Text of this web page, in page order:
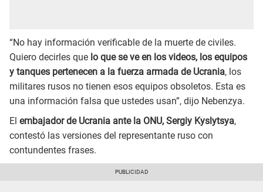
“No hay información verificable de la muerte de civiles.
Quiero decirles que lo que se ve en los videos, los equipos
y tanques pertenecen a la fuerza armada de Ucrania, los
militares rusos no tienen esos equipos obsoletos. Esta es
una información falsa que ustedes usan”, dijo Nebenzya.
El embajador de Ucrania ante la ONU, Sergiy Kyslytsya,
contestó las versiones del representante ruso con
contundentes frases.